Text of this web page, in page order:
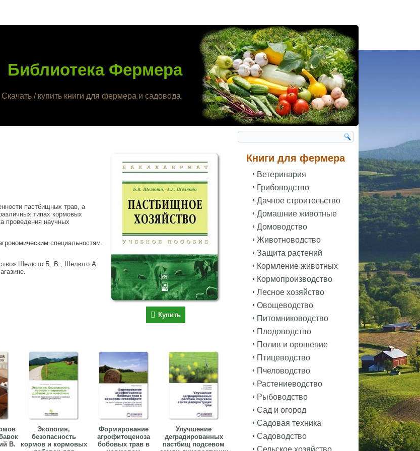
Библиотека Фермера
Скачать / купить книги для фермера и садовода.
Купить
пастбищных трав, а
типах кормовых
проведения научных
специальностям.
Шелюто Б. В., Шелюто А.
В.
Экология,
безопасность
кормов и кормовых
Формирование
агрофитоценоза
бобовых трав в
Улучшение
деградированных
пастбищ подсевом
Книги для фермера
Ветеринария
Грибоводство
Дачное строительство
Домашние животные
Домоводство
Животноводство
Защита растений
Кормление животных
Кормопроизводство
Лесное хозяйство
Овощеводство
Питомниководство
Плодоводство
Полив и орошение
Птицеводство
Пчеловодство
Растениеводство
Рыбоводство
Сад и огород
Садовая техника
Садоводство
Сельское хозяйство